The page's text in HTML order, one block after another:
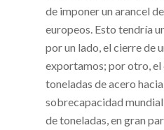
de imponer un arancel
europeos. Esto tendría
por un lado, el cierre de
exportamos; por otro, el
toneladas de acero
sobrecapacidad
de toneladas, en gran